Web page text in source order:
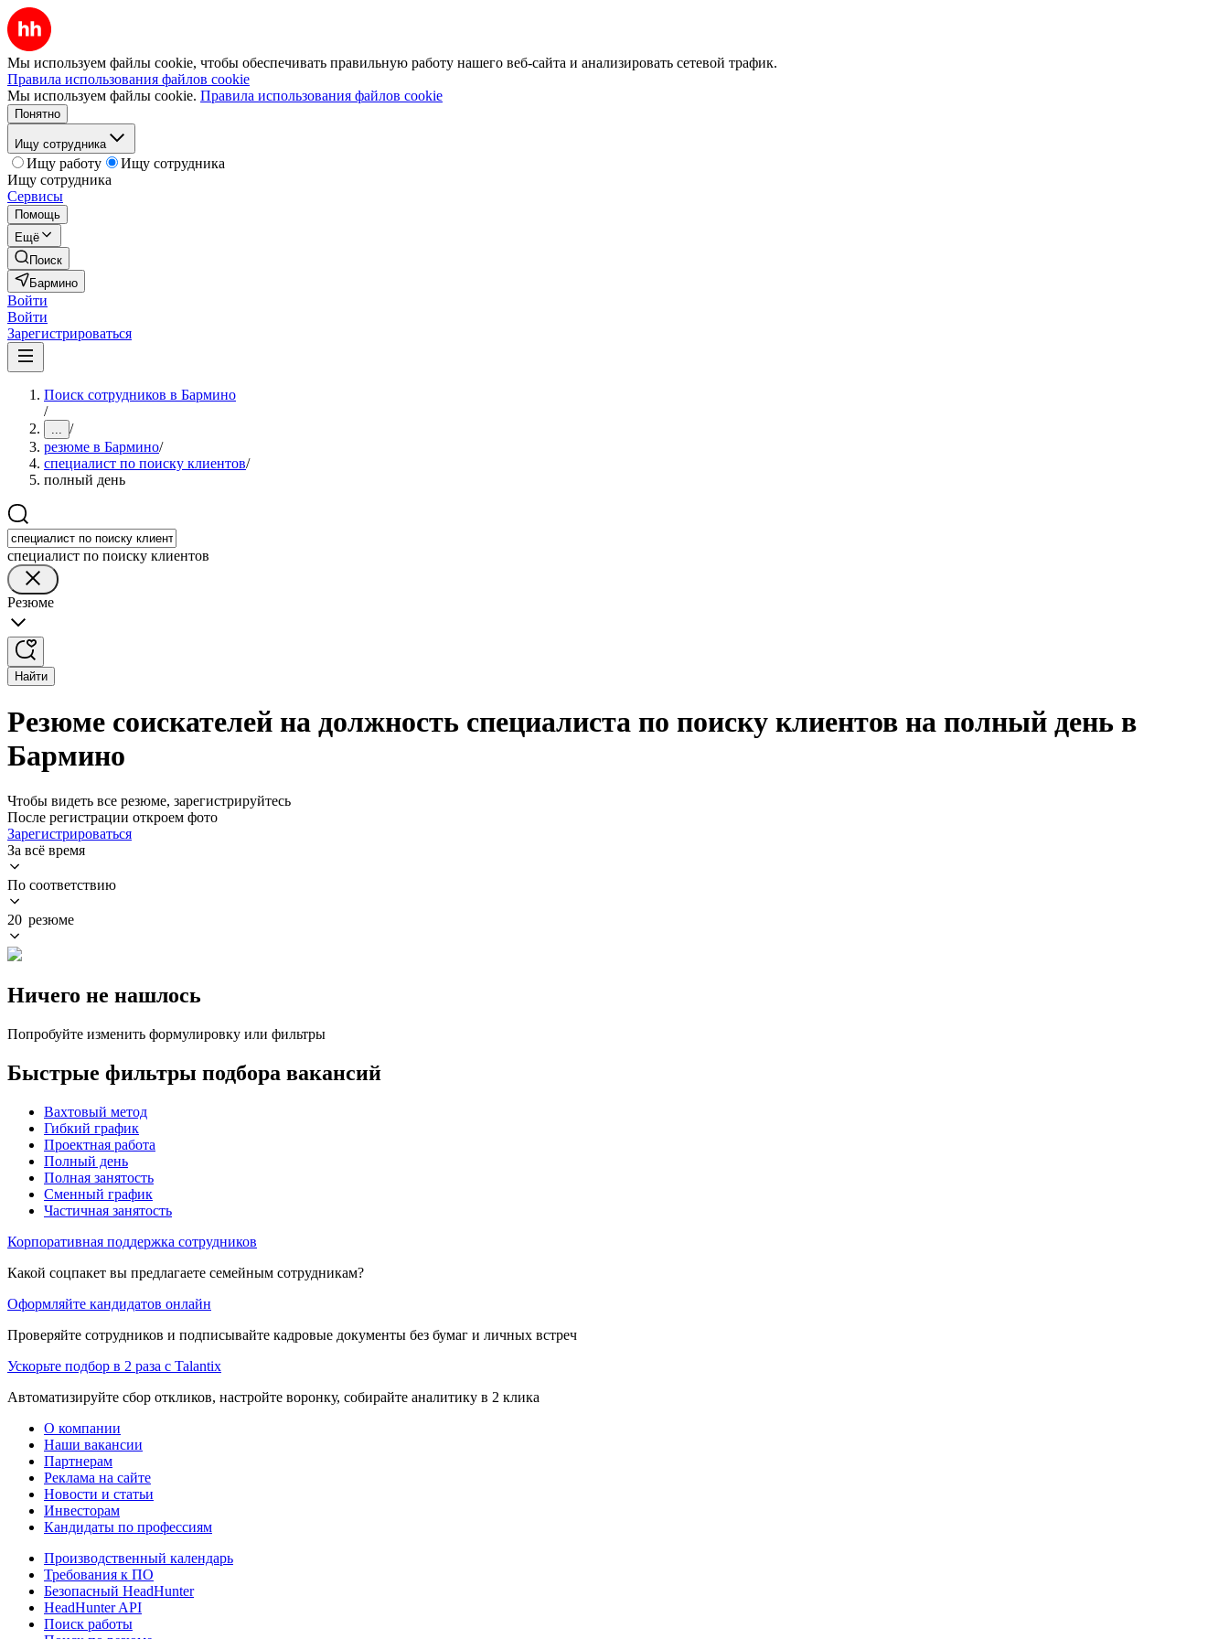
Мы используем файлы cookie, чтобы обеспечивать правильную работу нашего веб-сайта и анализировать сетевой трафик.
Правила использования файлов cookie
Мы используем файлы cookie. Правила использования файлов cookie
Понятно
Ищу сотрудника
Ищу работу
Ищу сотрудника
Ищу сотрудника
Сервисы
Помощь
Ещё
Поиск
Бармино
Войти
Войти
Зарегистрироваться
Поиск сотрудников в Бармино
/
... /
резюме в Бармино/
специалист по поиску клиентов/
полный день
специалист по поиску клиентов
Резюме
Найти
Резюме соискателей на должность специалиста по поиску клиентов на полный день в
Бармино
Чтобы видеть все резюме, зарегистрируйтесь
После регистрации откроем фото
Зарегистрироваться
За всё время
По соответствию
20 резюме
Ничего не нашлось
Попробуйте изменить формулировку или фильтры
Быстрые фильтры подбора вакансий
Вахтовый метод
Гибкий график
Проектная работа
Полный день
Полная занятость
Сменный график
Частичная занятость
Корпоративная поддержка сотрудников
Какой соцпакет вы предлагаете семейным сотрудникам?
Оформляйте кандидатов онлайн
Проверяйте сотрудников и подписывайте кадровые документы без бумаг и личных встреч
Ускорьте подбор в 2 раза с Talantix
Автоматизируйте сбор откликов, настройте воронку, собирайте аналитику в 2 клика
О компании
Наши вакансии
Партнерам
Реклама на сайте
Новости и статьи
Инвесторам
Кандидаты по профессиям
Производственный календарь
Требования к ПО
Безопасный HeadHunter
HeadHunter API
Поиск работы